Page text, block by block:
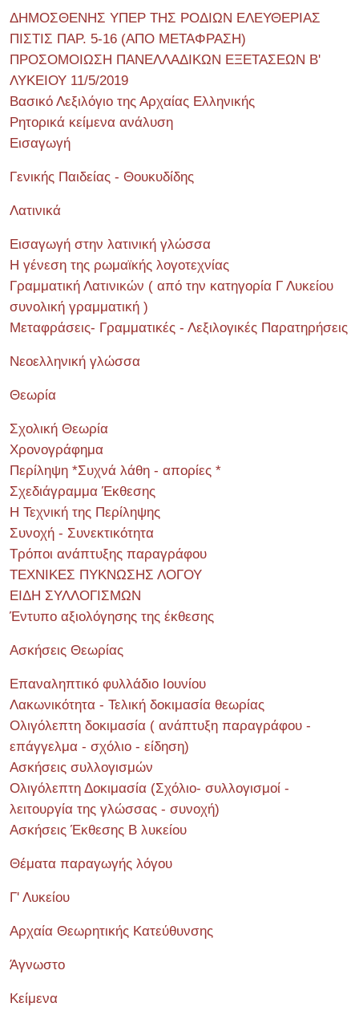
ΔΗΜΟΣΘΕΝΗΣ ΥΠΕΡ ΤΗΣ ΡΟΔΙΩΝ ΕΛΕΥΘΕΡΙΑΣ
ΠΙΣΤΙΣ ΠΑΡ. 5-16 (ΑΠΟ ΜΕΤΑΦΡΑΣΗ)
ΠΡΟΣΟΜΟΙΩΣΗ ΠΑΝΕΛΛΑΔΙΚΩΝ ΕΞΕΤΑΣΕΩΝ Β'
ΛΥΚΕΙΟΥ 11/5/2019
Βασικό Λεξιλόγιο της Αρχαίας Ελληνικής
Ρητορικά κείμενα ανάλυση
Εισαγωγή
Γενικής Παιδείας - Θουκυδίδης
Λατινικά
Εισαγωγή στην λατινική γλώσσα
Η γένεση της ρωμαϊκής λογοτεχνίας
Γραμματική Λατινικών ( από την κατηγορία Γ Λυκείου
συνολική γραμματική )
Μεταφράσεις- Γραμματικές - Λεξιλογικές Παρατηρήσεις
Νεοελληνική γλώσσα
Θεωρία
Σχολική Θεωρία
Χρονογράφημα
Περίληψη *Συχνά λάθη - απορίες *
Σχεδιάγραμμα Έκθεσης
Η Τεχνική της Περίληψης
Συνοχή - Συνεκτικότητα
Τρόποι ανάπτυξης παραγράφου
ΤΕΧΝΙΚΕΣ ΠΥΚΝΩΣΗΣ ΛΟΓΟΥ
ΕΙΔΗ ΣΥΛΛΟΓΙΣΜΩΝ
Έντυπο αξιολόγησης της έκθεσης
Ασκήσεις Θεωρίας
Επαναληπτικό φυλλάδιο Ιουνίου
Λακωνικότητα - Τελική δοκιμασία θεωρίας
Ολιγόλεπτη δοκιμασία ( ανάπτυξη παραγράφου -
επάγγελμα - σχόλιο - είδηση)
Ασκήσεις συλλογισμών
Ολιγόλεπτη Δοκιμασία (Σχόλιο- συλλογισμοί -
λειτουργία της γλώσσας - συνοχή)
Ασκήσεις Έκθεσης Β λυκείου
Θέματα παραγωγής λόγου
Γ' Λυκείου
Αρχαία Θεωρητικής Κατεύθυνσης
Άγνωστο
Κείμενα